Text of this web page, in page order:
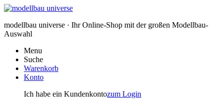
modellbau universe · Ihr Online-Shop mit der großen Modellbau-
Auswahl
Menu
Suche
Warenkorb
Konto
Ich habe ein Kundenkontozum Login